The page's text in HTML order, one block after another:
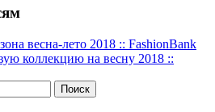
весна-лето 2018 :: FashionBank
коллекцию на весну 2018 ::